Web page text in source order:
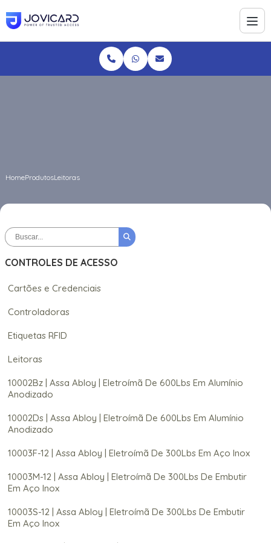
HomeProdutosLeitoras
CONTROLES DE ACESSO
Cartões e Credenciais
Controladoras
Etiquetas RFID
Leitoras
10002Bz | Assa Abloy | Eletroímã De 600Lbs Em Alumínio
Anodizado
10002Ds | Assa Abloy | Eletroímã De 600Lbs Em Alumínio
Anodizado
10003F-12 | Assa Abloy | Eletroímã De 300Lbs Em Aço Inox
10003M-12 | Assa Abloy | Eletroímã De 300Lbs De Embutir
Em Aço Inox
10003S-12 | Assa Abloy | Eletroímã De 300Lbs De Embutir
Em Aço Inox